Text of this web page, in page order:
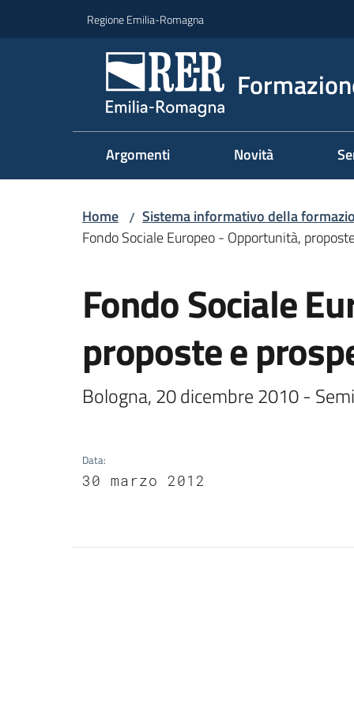
Regione Emilia-Romagna
Argomenti Novità
Home / Sistema informativo della
Fondo Sociale Europeo - Opportunità,
Fondo Sociale
proposte e
Data:
30 marzo 2012